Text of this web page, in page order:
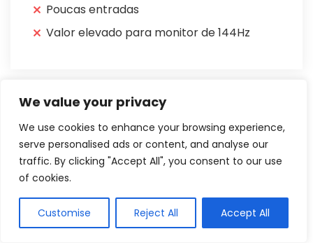
We value your privacy
We use cookies to enhance your browsing experience,
serve personalised ads or content, and analyse our
traffic. By clicking "Accept All", you consent to our use
of cookies.
Customise Reject All Accept All
Poucas entradas
Valor elevado para monitor de 144Hz
O Monitor Portátil UPERFECT foi colocado em nosso
ranking por ser a melhor opção com portabilidade
em monitores de 144Hz, ele éideal para usuários
que não possuem muito espaço em seu setup ou
precisam de um monitor com portabilidade
E apesar de ser um modelo pensando mais para